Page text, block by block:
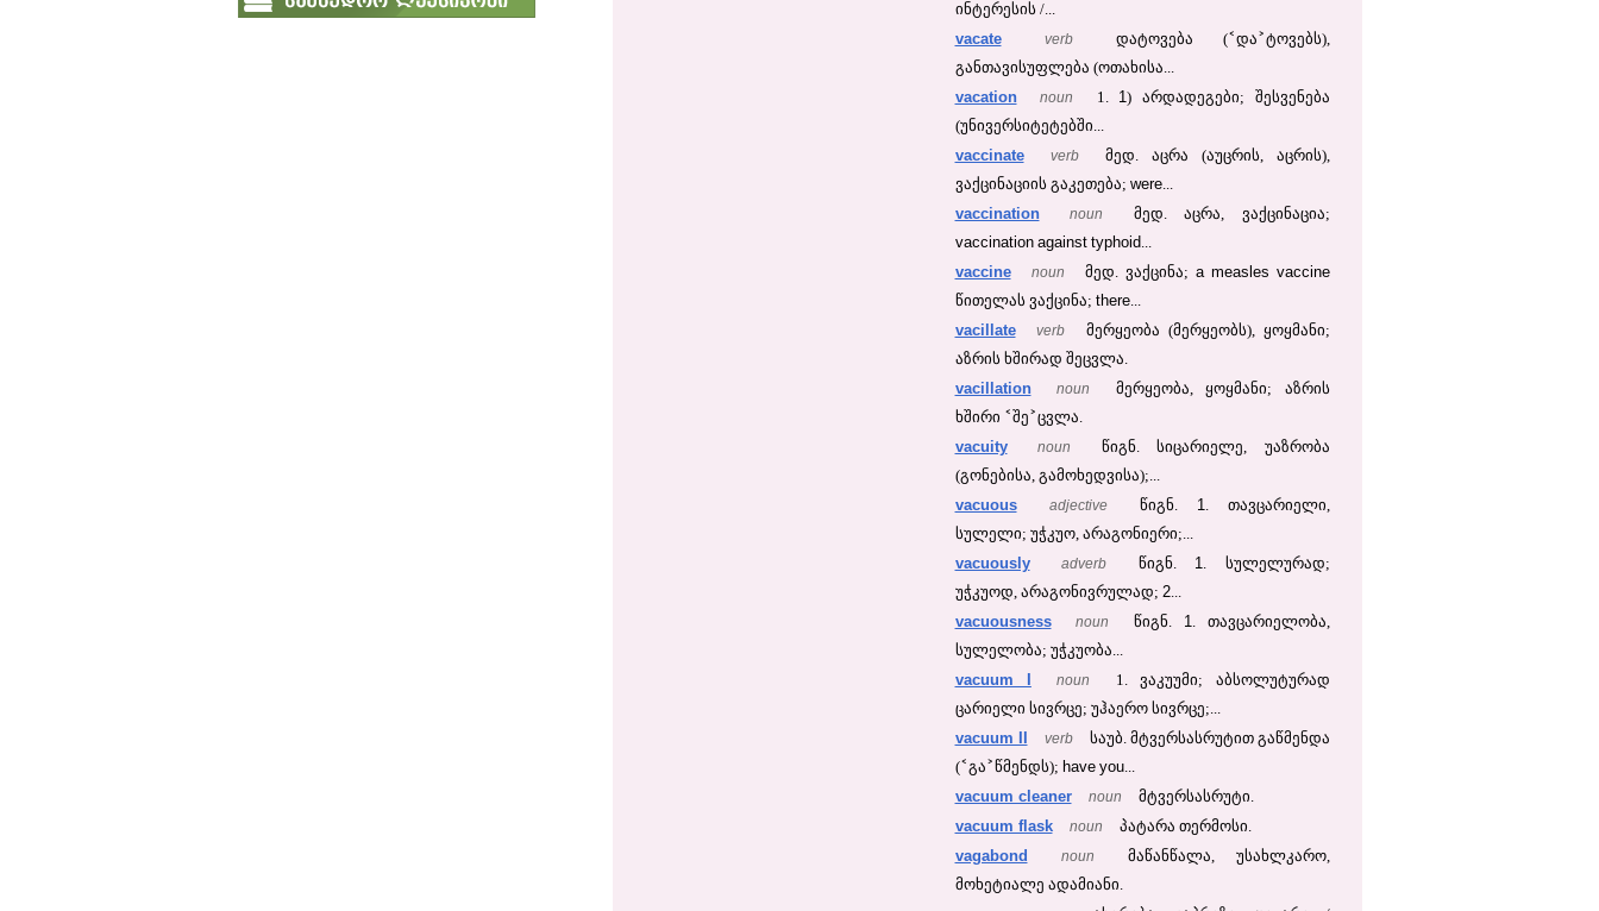
ინტერესის /...
vacate verb დატოვება (˂და˃ტოვებს),
განთავისუფლება (ოთახისა...
vacation noun 1. 1) არდადეგები; შესვენება
(უნივერსიტეტებში...
vaccinate verb
მედ. აცრა (აუცრის, აცრის),
ვაქცინაციის გაკეთება; were...
vaccination noun მედ. აცრა, ვაქცინაცია;
vaccination against typhoid...
vaccine noun მედ. ვაქცინა; a measles vaccine
წითელას ვაქცინა; there...
vacillate verb
მერყეობა (მერყეობს), ყოყმანი;
აზრის ხშირად შეცვლა.
vacillation noun
მერყეობა, ყოყმანი; აზრის
ხშირი ˂შე˃ცვლა.
vacuity noun
წიგნ. სიცარიელე, უაზრობა
(გონებისა, გამოხედვისა);...
vacuous adjective წიგნ. 1. თავცარიელი,
სულელი; უჭკუო, არაგონიერი;...
vacuously adverb წიგნ. 1. სულელურად;
უჭკუოდ, არაგონივრულად; 2...
vacuousness noun წიგნ. 1. თავცარიელობა,
სულელობა; უჭკუობა...
vacuum I noun
1. ვაკუუმი; აბსოლუტურად
ცარიელი სივრცე; უჰაერო სივრცე;...
vacuum II verb
საუბ. მტვერსასრუტით გაწმენდა
(˂გა˃წმენდს); have you...
vacuum cleaner noun მტვერსასრუტი.
vacuum flask noun პატარა თერმოსი.
vagabond noun
მაწანწალა, უსახლკარო,
მოხეტიალე ადამიანი.